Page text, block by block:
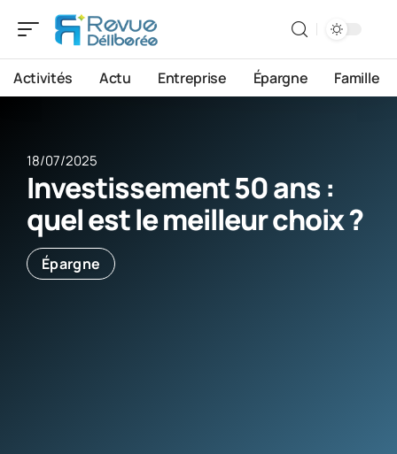
Activités Actu Entreprise Épargne Famille
18/07/2025
Investissement 50 ans :
quel est le meilleur choix ?
Épargne